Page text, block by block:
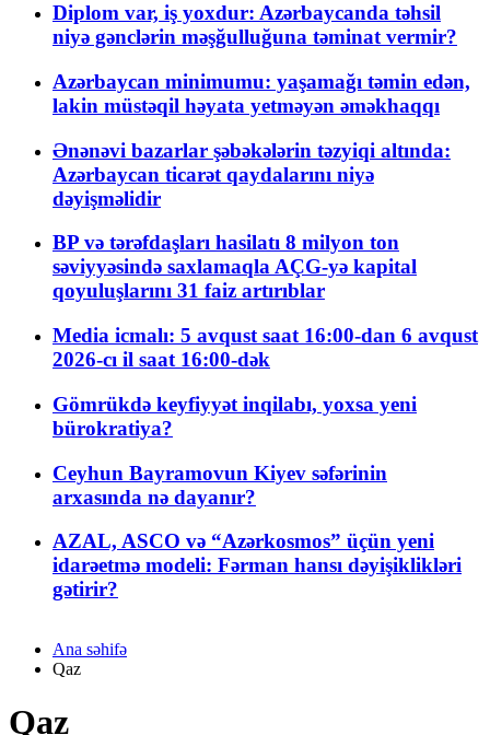
Diplom var, iş yoxdur: Azərbaycanda təhsil
niyə gənclərin məşğulluğuna təminat vermir?
Azərbaycan minimumu: yaşamağı təmin edən,
lakin müstəqil həyata yetməyən əməkhaqqı
Ənənəvi bazarlar şəbəkələrin təzyiqi altında:
Azərbaycan ticarət qaydalarını niyə
dəyişməlidir
BP və tərəfdaşları hasilatı 8 milyon ton
səviyyəsində saxlamaqla AÇG-yə kapital
qoyuluşlarını 31 faiz artırıblar
Media icmalı: 5 avqust saat 16:00-dan 6 avqust
2026-cı il saat 16:00-dək
Gömrükdə keyfiyyət inqilabı, yoxsa yeni
bürokratiya?
Ceyhun Bayramovun Kiyev səfərinin
arxasında nə dayanır?
AZAL, ASCO və “Azərkosmos” üçün yeni
idarəetmə modeli: Fərman hansı dəyişiklikləri
gətirir?
Ana səhifə
Qaz
Qaz